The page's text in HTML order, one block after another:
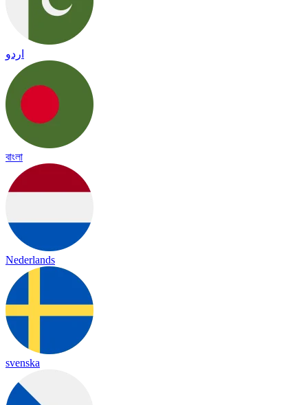
اردو
বাংলা
Nederlands
svenska